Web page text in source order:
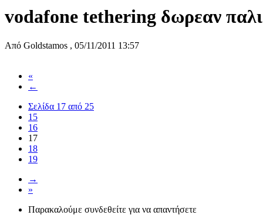
vodafone tethering δωρεαν
Από Goldstamos , 05/11/2011 13:57
«
←
Σελίδα 17 από 25
15
16
17
18
19
→
»
Παρακαλούμε συνδεθείτε για να απαντήσετε